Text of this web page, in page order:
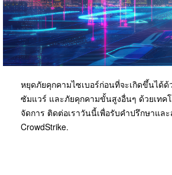
หยุดภัยคุกคามไซเบอร์ก่อนที่จะเกิดขึ้นได้ด้
ซัมแวร์ และภัยคุกคามขั้นสูงอื่นๆ ด้วยเท
จัดการ ติดต่อเราวันนี้เพื่อรับคำปรึกษาแ
CrowdStrike.